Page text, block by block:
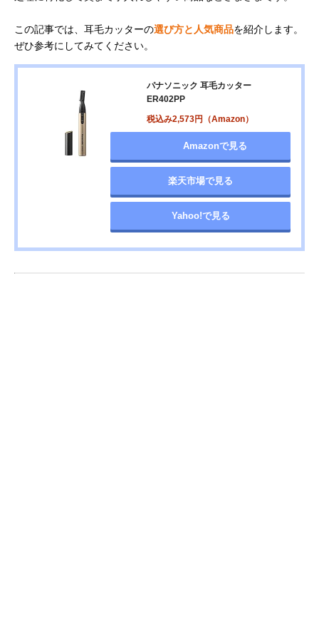
この記事では、耳毛カッターの選び方と人気商品を紹介します。
ぜひ参考にしてみてください。
パナソニック 耳毛カッター
ER402PP
税込み2,573円（Amazon）
Amazonで見る
楽天市場で見る
Yahoo!で見る